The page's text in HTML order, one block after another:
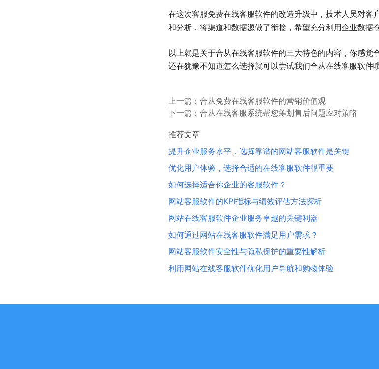
在这次客服免费在线客服软件的改造升级中，技术人员对客
和分析，将渠道和数据源做了衔接，希望充分利用企业数据
以上就是关于合从在线客服软件的三大特色的内容，你感觉
还在犹豫不知道怎么选择就可以尝试我们合从在线客服软件哦
上一篇： 合从免费在线客服软件的营销价值观
下一篇： 合从在线客服系统帮您筹划售后问题应对策略
推荐文章
提升企业服务水平，选择靠谱的网站客服软件是关键
优化用户体验，选择合适的在线客服软件很重要
如何选择适合你企业的客服软件？
网站客服软件的KPI指标与绩效评估方法探析
网站在线客服软件企业服务卓越的关键利器
如何通过网站在线客服软件满足用户需求？
网站客服软件安全性与隐私保护的重要性解析
利用网站在线客服软件优化用户导航和购物体验